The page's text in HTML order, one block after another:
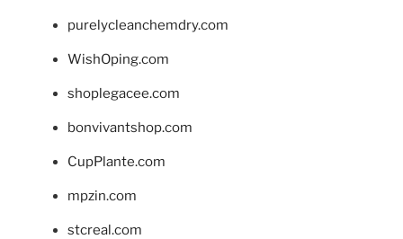
purelycleanchemdry.com
WishOping.com
shoplegacee.com
bonvivantshop.com
CupPlante.com
mpzin.com
stcreal.com